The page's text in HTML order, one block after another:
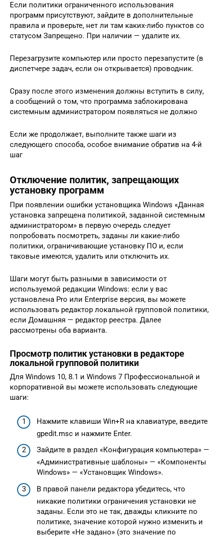
Если политики ограниченного использования
программ присутствуют, зайдите в дополнительные
правила и проверьте, нет ли там каких-либо пунктов со
статусом Запрещено. При наличии — удалите их.
Перезагрузите компьютер или просто перезапустите (в
диспетчере задач, если он открывается) проводник.
Сразу после этого изменения должны вступить в силу,
а сообщений о том, что программа заблокирована
системным администратором появляться не должно
Если же продолжает, выполните также шаги из
следующего способа, особое внимание обратив на 4-й
шаг
Отключение политик, запрещающих
установку программ
При появлении ошибки установщика Windows «Данная
установка запрещена политикой, заданной системным
администратором» в первую очередь следует
попробовать посмотреть, заданы ли какие-либо
политики, ограничивающие установку ПО и, если
таковые имеются, удалить или отключить их.
Шаги могут быть разными в зависимости от
используемой редакции Windows: если у вас
установлена Pro или Enterprise версия, вы можете
использовать редактор локальной групповой политики,
если Домашняя — редактор реестра. Далее
рассмотрены оба варианта.
Просмотр политик установки в редакторе
локальной групповой политики
Для Windows 10, 8.1 и Windows 7 Профессиональной и
корпоративной вы можете использовать следующие
шаги:
Нажмите клавиши Win+R на клавиатуре, введите
gpedit.msc и нажмите Enter.
Зайдите в раздел «Конфигурация компьютера» —
«Административные шаблоны» — «Компоненты
Windows» — «Установщик Windows».
В правой панели редактора убедитесь, что
никакие политики ограничения установки не
заданы. Если это не так, дважды кликните по
политике, значение которой нужно изменить и
выберите «Не задано» (это значение по